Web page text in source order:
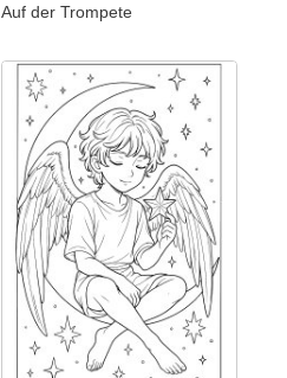
Auf der Trompete